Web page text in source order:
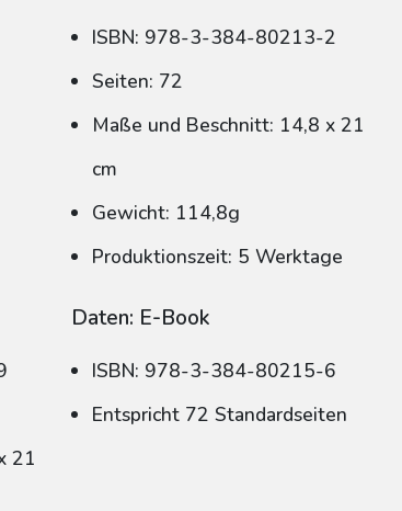
ISBN: 978-3-384-80213-2
Seiten: 72
Maße und Beschnitt: 14,8 x 21
cm
Gewicht: 114,8g
Produktionszeit: 5 Werktage
21
Daten: E-Book
ISBN: 978-3-384-80215-6
Entspricht 72 Standardseiten